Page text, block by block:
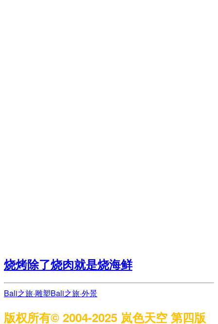
烧烤除了烧肉就是烧海鲜
Bali之旅·雕塑Bali之旅·外景
版权所有© 2004-2025 岚色天空 第四版